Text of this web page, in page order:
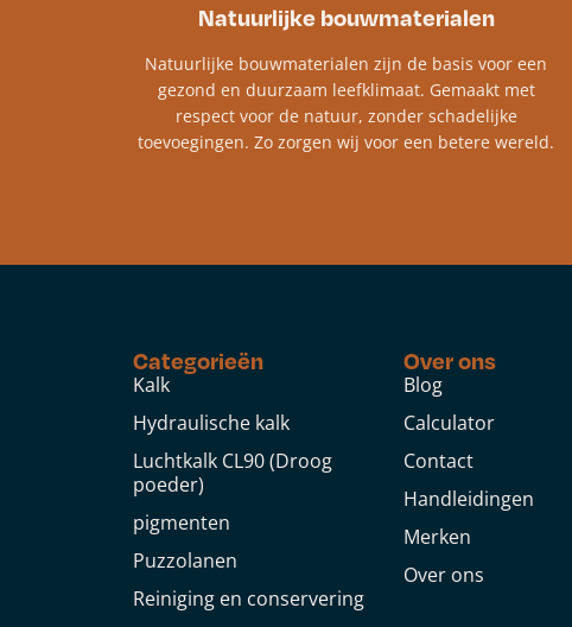
Natuurlijke bouwmaterialen
Natuurlijke bouwmaterialen zijn de basis voor een
gezond en duurzaam leefklimaat. Gemaakt met
respect voor de natuur, zonder schadelijke
toevoegingen. Zo zorgen wij voor een betere wereld.
Categorieën
Kalk
Hydraulische kalk
Luchtkalk CL90 (Droog
poeder)
pigmenten
Puzzolanen
Reiniging en conservering
Over ons
Blog
Calculator
Contact
Handleidingen
Merken
Over ons